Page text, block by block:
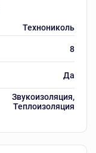
Технониколь
8
Да
Звукоизоляция,
Теплоизоляция